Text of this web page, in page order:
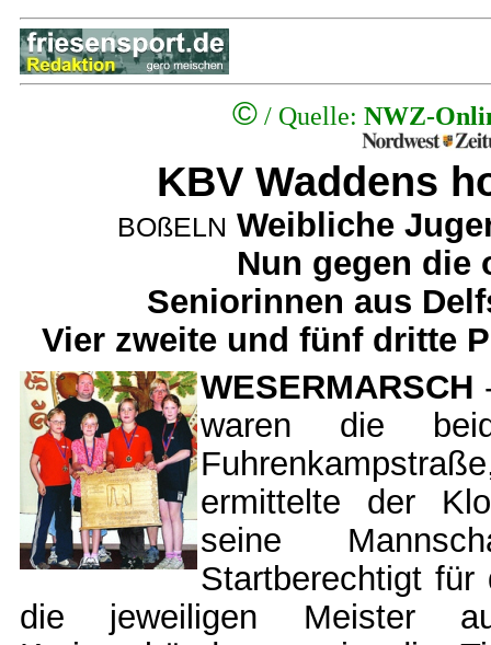
©/ Quelle: NWZ-
KBV Waddens
BOßELN Weibliche
Nun gegen die
Seniorinnen aus
Vier zweite und fünf dritte
WESERMARSCH
waren die
ermittelte der
seine
Startberechtigt für
die jeweiligen Meister